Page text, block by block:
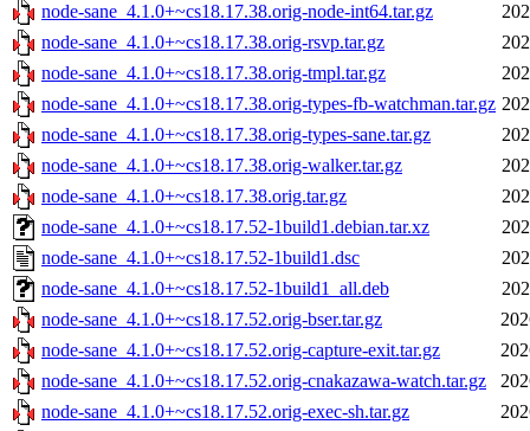
node-sane_4.1.0+~cs18.17.38.orig-node-int64.tar.gz
node-sane_4.1.0+~cs18.17.38.orig-rsvp.tar.gz
node-sane_4.1.0+~cs18.17.38.orig-tmpl.tar.gz
node-sane_4.1.0+~cs18.17.38.orig-types-fb-watchman.tar.gz
node-sane_4.1.0+~cs18.17.38.orig-types-sane.tar.gz
node-sane_4.1.0+~cs18.17.38.orig-walker.tar.gz
node-sane_4.1.0+~cs18.17.38.orig.tar.gz
node-sane_4.1.0+~cs18.17.52-1build1.debian.tar.xz
node-sane_4.1.0+~cs18.17.52-1build1.dsc
node-sane_4.1.0+~cs18.17.52-1build1_all.deb
node-sane_4.1.0+~cs18.17.52.orig-bser.tar.gz
node-sane_4.1.0+~cs18.17.52.orig-capture-exit.tar.gz
node-sane_4.1.0+~cs18.17.52.orig-cnakazawa-watch.tar.gz
node-sane_4.1.0+~cs18.17.52.orig-exec-sh.tar.gz